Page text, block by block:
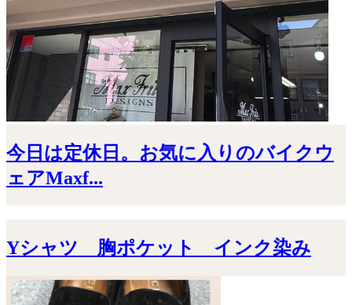
今日は定休日。お気に入りのバイクウ
ェアMaxf...
Yシャツ 胸ポケット インク染み